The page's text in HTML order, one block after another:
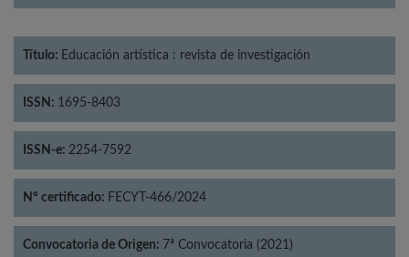
Título: Educación artística : revista de investigación
ISSN: 1695-8403
ISSN-e: 2254-7592
Nº certificado: FECYT-466/2024
Convocatoria de Origen: 7ª Convocatoria (2021)